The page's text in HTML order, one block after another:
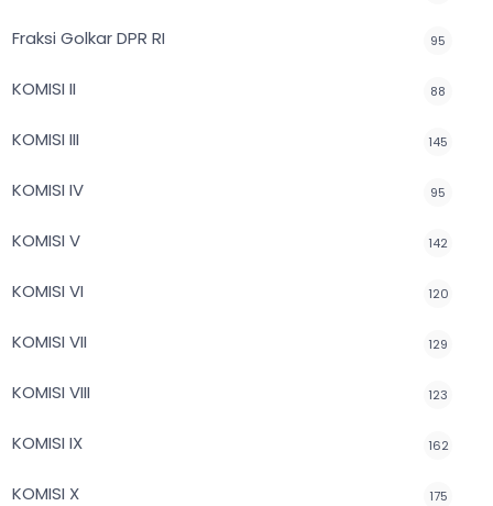
Fraksi Golkar DPR RI 95
KOMISI II 88
KOMISI III 145
KOMISI IV 95
KOMISI V 142
KOMISI VI 120
KOMISI VII 129
KOMISI VIII 123
KOMISI IX 162
KOMISI X 175